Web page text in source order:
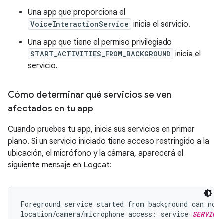
Una app que proporciona el
VoiceInteractionService inicia el servicio.
Una app que tiene el permiso privilegiado
START_ACTIVITIES_FROM_BACKGROUND inicia el
servicio.
Cómo determinar qué servicios se ven
afectados en tu app
Cuando pruebes tu app, inicia sus servicios en primer
plano. Si un servicio iniciado tiene acceso restringido a la
ubicación, el micrófono y la cámara, aparecerá el
siguiente mensaje en Logcat:
Foreground service started from background can
location/camera/microphone access: service